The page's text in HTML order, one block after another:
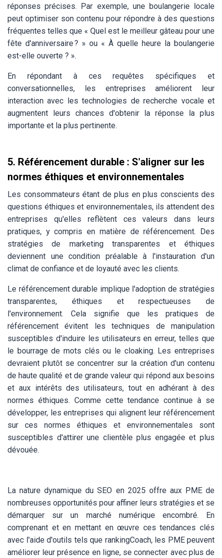
réponses précises. Par exemple, une boulangerie locale
peut optimiser son contenu pour répondre à des questions
fréquentes telles que « Quel est le meilleur gâteau pour une
fête d'anniversaire ? » ou « À quelle heure la boulangerie
est-elle ouverte ? ».
En répondant à ces requêtes spécifiques et
conversationnelles, les entreprises améliorent leur
interaction avec les technologies de recherche vocale et
augmentent leurs chances d'obtenir la réponse la plus
importante et la plus pertinente.
5. Référencement durable : S'aligner sur les
normes éthiques et environnementales
Les consommateurs étant de plus en plus conscients des
questions éthiques et environnementales, ils attendent des
entreprises qu'elles reflètent ces valeurs dans leurs
pratiques, y compris en matière de référencement. Des
stratégies de marketing transparentes et éthiques
deviennent une condition préalable à l'instauration d'un
climat de confiance et de loyauté avec les clients.
Le référencement durable implique l'adoption de stratégies
transparentes, éthiques et respectueuses de
l'environnement. Cela signifie que les pratiques de
référencement évitent les techniques de manipulation
susceptibles d'induire les utilisateurs en erreur, telles que
le bourrage de mots clés ou le cloaking. Les entreprises
devraient plutôt se concentrer sur la création d'un contenu
de haute qualité et de grande valeur qui répond aux besoins
et aux intérêts des utilisateurs, tout en adhérant à des
normes éthiques. Comme cette tendance continue à se
développer, les entreprises qui alignent leur référencement
sur ces normes éthiques et environnementales sont
susceptibles d'attirer une clientèle plus engagée et plus
dévouée.
La nature dynamique du SEO en 2025 offre aux PME de
nombreuses opportunités pour affiner leurs stratégies et se
démarquer sur un marché numérique encombré. En
comprenant et en mettant en œuvre ces tendances clés
avec l'aide d'outils tels que rankingCoach, les PME peuvent
améliorer leur présence en ligne, se connecter avec plus de